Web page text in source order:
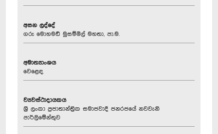
අසන ලද්දේ
ගරු මොහමඩ් මුසම්මිල් මහතා, පා.ම.
අමාත්‍යාංශය
වෙළෙඳ
ව්‍යවස්ථාදායකය
ශ්‍රී ලංකා ප්‍රජාතාන්ත්‍රික සමාජවාදී ජනරජයේ නවවැනි
පාර්ලිමේන්තුව